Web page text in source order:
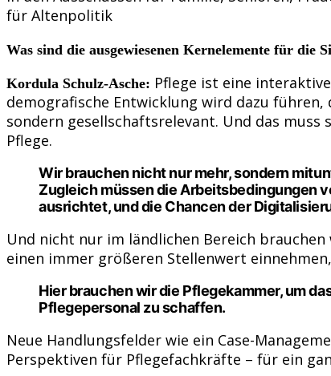
für Altenpolitik
Was sind die ausgewiesenen Kernelemente für
Kordula Schulz-Asche: Pflege ist eine
demografische Entwicklung wird dazu
sondern gesellschaftsrelevant. Und das
Pflege.
Wir brauchen nicht nur mehr, sondern
Zugleich müssen die Arbeitsbedingungen
ausrichtet, und die Chancen der
Und nicht nur im ländlichen Bereich
einen immer größeren Stellenwert
Hier brauchen wir die Pflegekammer, um
Pflegepersonal zu schaffen.
Neue Handlungsfelder wie ein Case-
Perspektiven für Pflegefachkräfte – für ein